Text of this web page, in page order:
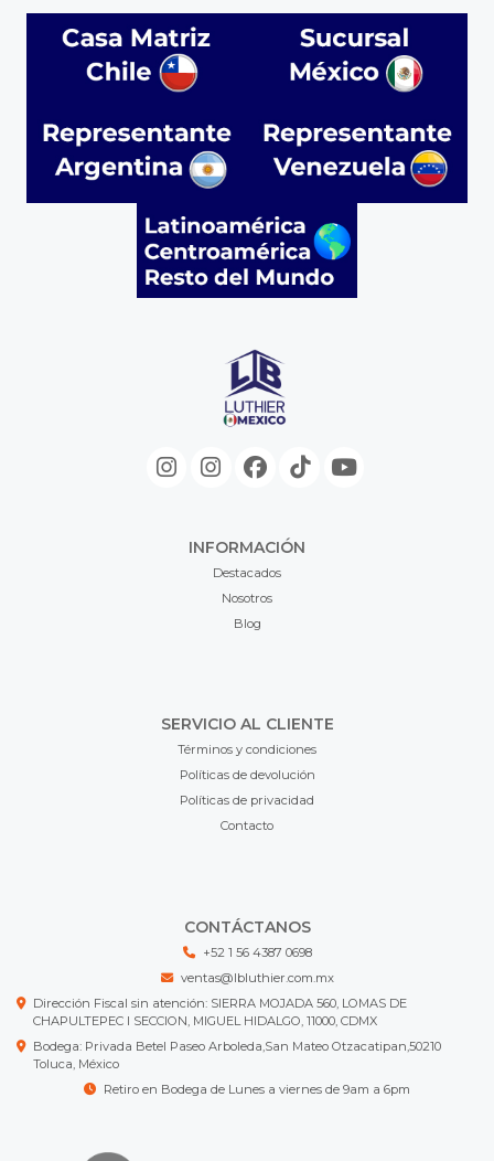
INFORMACIÓN
Destacados
Nosotros
Blog
SERVICIO AL CLIENTE
Términos y condiciones
Políticas de devolución
Políticas de privacidad
Contacto
CONTÁCTANOS
+52 1 56 4387 0698
ventas@lbluthier.com.mx
Dirección Fiscal sin atención: SIERRA MOJADA 560, LOMAS DE
CHAPULTEPEC I SECCION, MIGUEL HIDALGO, 11000, CDMX
Bodega: Privada Betel Paseo Arboleda,San Mateo Otzacatipan,50210
Toluca, México
Retiro en Bodega de Lunes a viernes de 9am a 6pm